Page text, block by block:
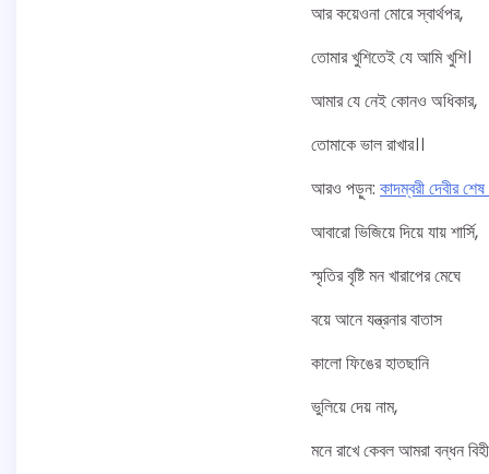
আর কয়েওনা মোরে স্বার্থপর,
তোমার খুশিতেই যে আমি খুশি।
আমার যে নেই কোনও অধিকার,
তোমাকে ভাল রাখার।।
আর‌ও পড়ুন: কাদম্বরী দেবীর
আবারো ভিজিয়ে দিয়ে যায় শার্সি,
স্মৃতির বৃষ্টি মন খারাপের মেঘে
বয়ে আনে যন্ত্রনার বাতাস
কালো ফিঙের হাতছানি
ভুলিয়ে দেয় নাম,
মনে রাখে কেবল আমরা বন্ধন